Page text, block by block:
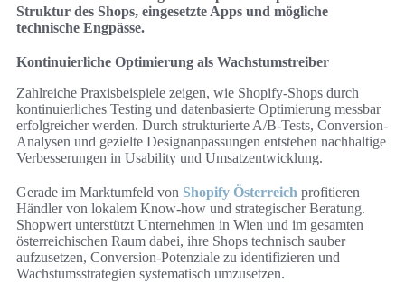
Struktur des Shops, eingesetzte Apps und mögliche
technische Engpässe.
Kontinuierliche Optimierung als Wachstumstreiber
Zahlreiche Praxisbeispiele zeigen, wie Shopify-Shops durch
kontinuierliches Testing und datenbasierte Optimierung messbar
erfolgreicher werden. Durch strukturierte A/B-Tests, Conversion-
Analysen und gezielte Designanpassungen entstehen nachhaltige
Verbesserungen in Usability und Umsatzentwicklung.
Gerade im Marktumfeld von Shopify Österreich profitieren
Händler von lokalem Know-how und strategischer Beratung.
Shopwert unterstützt Unternehmen in Wien und im gesamten
österreichischen Raum dabei, ihre Shops technisch sauber
aufzusetzen, Conversion-Potenziale zu identifizieren und
Wachstumsstrategien systematisch umzusetzen.